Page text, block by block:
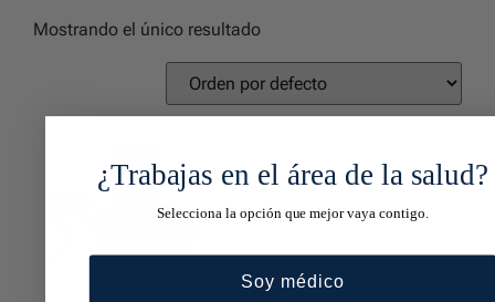
Mostrando el único resultado
¿Trabajas en el área de la salud?
Selecciona la opción que mejor vaya contigo.
Soy médico